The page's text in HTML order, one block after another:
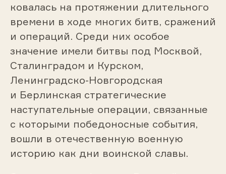
ковалась на протяжении длительного
времени в ходе многих битв, сражений
и операций. Среди них особое
значение имели битвы под Москвой,
Сталинградом и Курском,
Ленинградско-Новгородская
и Берлинская стратегические
наступательные операции, связанные
с которыми победоносные события,
вошли в отечественную военную
историю как дни воинской славы.